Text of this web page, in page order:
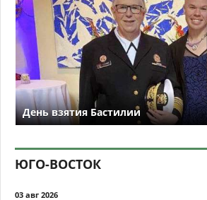
День взятия Бастилии
ЮГО-ВОСТОК
03 авг 2026